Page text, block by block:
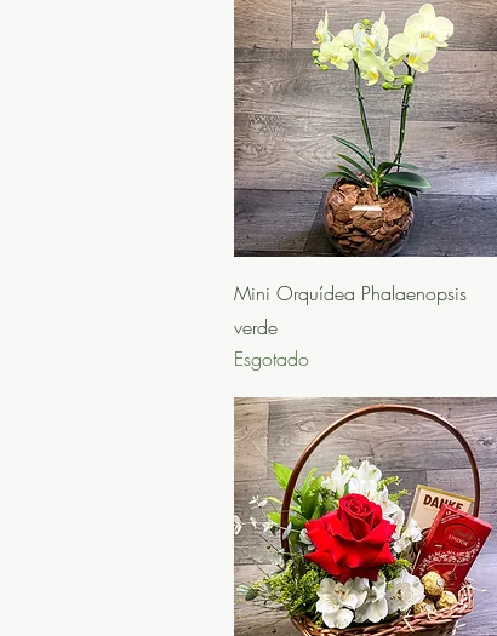
Visualização rápida
Mini Orquídea Phalaenopsis
verde
Esgotado